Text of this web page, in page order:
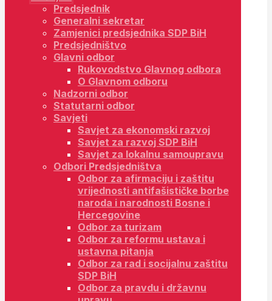
Predsjednik
Generalni sekretar
Zamjenici predsjednika SDP BiH
Predsjedništvo
Glavni odbor
Rukovodstvo Glavnog odbora
O Glavnom odboru
Nadzorni odbor
Statutarni odbor
Savjeti
Savjet za ekonomski razvoj
Savjet za razvoj SDP BiH
Savjet za lokalnu samoupravu
Odbori Predsjedništva
Odbor za afirmaciju i zaštitu
vrijednosti antifašističke borbe
naroda i narodnosti Bosne i
Hercegovine
Odbor za turizam
Odbor za reformu ustava i
ustavna pitanja
Odbor za rad i socijalnu zaštitu
SDP BiH
Odbor za pravdu i državnu